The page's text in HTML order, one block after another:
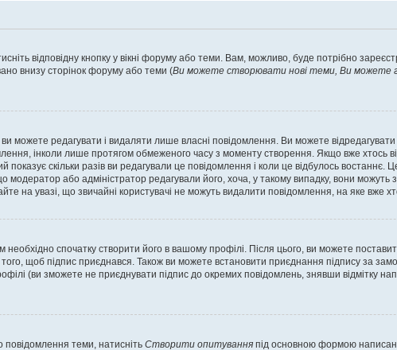
відповідну кнопку у вікні форуму або теми. Вам, можливо, буде потрібно
внизу сторінок форуму або теми (Ви можете створювати нові теми, Ви можете
можете редагувати і видаляти лише власні повідомлення. Ви можете
інколи лише протягом обмеженого часу з моменту створення. Якщо вже хтось
скільки разів ви редагували це повідомлення і коли це відбулось востаннє.
модератор або адміністратор редагували його, хоча, у такому випадку, вони
на увазі, що звичайні користувачі не можуть видалити повідомлення, на яке вже
спочатку створити його в вашому профілі. Після цього, ви можете
щоб підпис приєднався. Також ви можете встановити приєднання підпису за
(ви зможете не приєднувати підпис до окремих повідомлень, знявши відмітку
повідомлення теми, натисніть Створити опитування під основною формою